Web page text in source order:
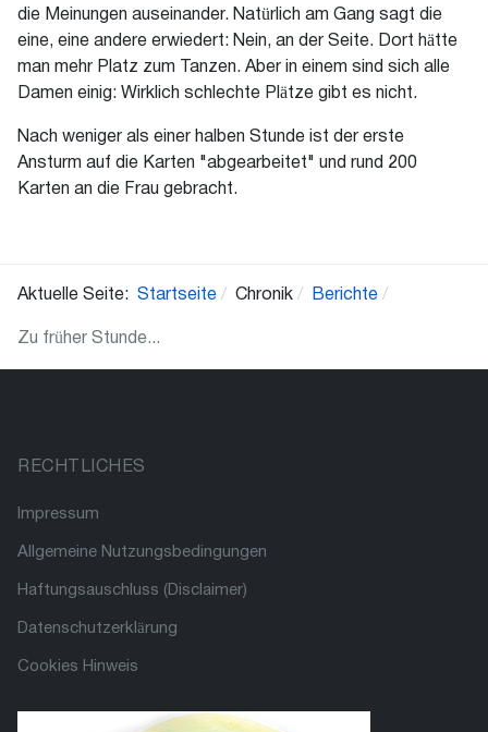
die Meinungen auseinander. Natürlich am Gang sagt die
eine, eine andere erwiedert: Nein, an der Seite. Dort hätte
man mehr Platz zum Tanzen. Aber in einem sind sich alle
Damen einig: Wirklich schlechte Plätze gibt es nicht.
Nach weniger als einer halben Stunde ist der erste
Ansturm auf die Karten "abgearbeitet" und rund 200
Karten an die Frau gebracht.
Aktuelle Seite: Startseite Chronik Berichte
Zu früher Stunde...
RECHTLICHES
Impressum
Allgemeine Nutzungsbedingungen
Haftungsauschluss (Disclaimer)
Datenschutzerklärung
Cookies Hinweis